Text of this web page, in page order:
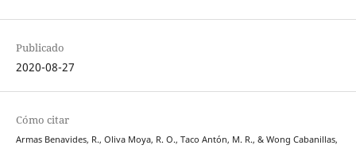
Publicado
2020-08-27
Cómo citar
Armas Benavides, R., Oliva Moya, R. O., Taco Antón, M. R., & Wong Cabanillas,